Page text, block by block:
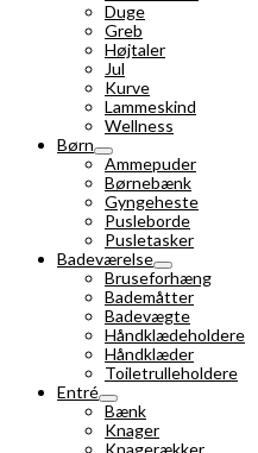
Duge
Greb
Højtaler
Jul
Kurve
Lammeskind
Wellness
Børn
Ammepuder
Børnebænk
Gyngeheste
Pusleborde
Pusletasker
Badeværelse
Bruseforhæng
Bademåtter
Badevægte
Håndklædeholdere
Håndklæder
Toiletrulleholdere
Entré
Bænk
Knager
Knagerækker